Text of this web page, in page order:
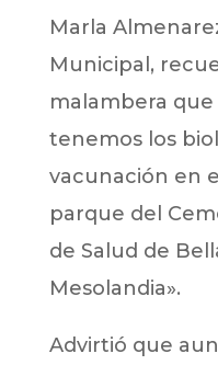
Marla
Municipal,
malambera
tenemos los
vacunación en
parque del
de Salud de
Mesolandia».
Advirtió que